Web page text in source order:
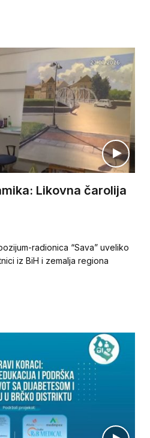
Likovna čarolija
radionica “Sava” uveliko
iz BiH i zemalja regiona